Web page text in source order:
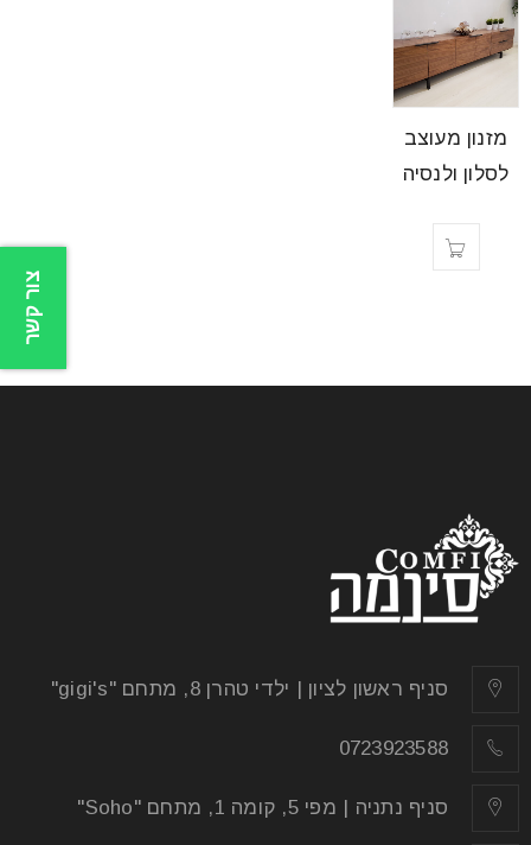
מזנון מעוצב
לסלון ולנסיה
סניף ראשון לציון | ילדי טהרן 8, מתחם "gigi's"
0723923588
סניף נתניה | מפי 5, קומה 1, מתחם "Soho"
צור קשר